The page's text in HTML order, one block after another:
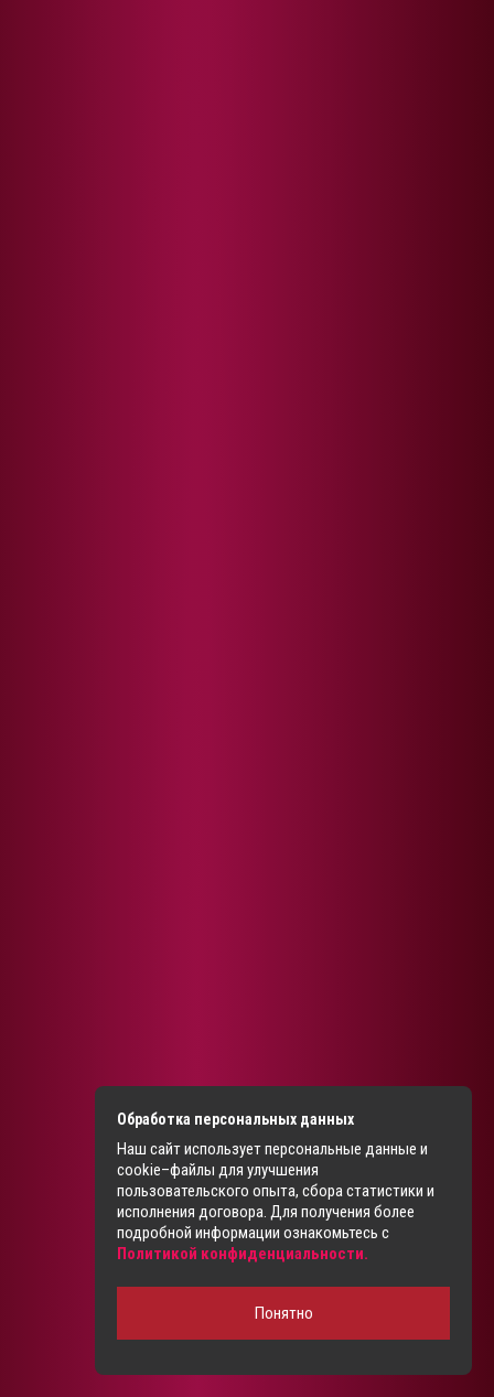
Обработка персональных данных
Наш сайт использует персональные данные и
cookie–файлы для улучшения
пользовательского опыта, сбора статистики и
исполнения договора. Для получения более
подробной информации ознакомьтесь с
Политикой конфиденциальности.
Понятно